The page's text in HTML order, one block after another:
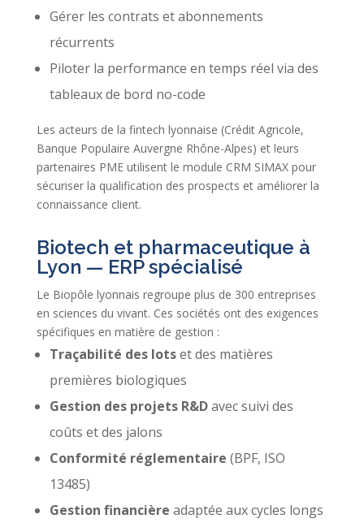
Gérer les contrats et abonnements
récurrents
Piloter la performance en temps réel via des
tableaux de bord no-code
Les acteurs de la fintech lyonnaise (Crédit Agricole,
Banque Populaire Auvergne Rhône-Alpes) et leurs
partenaires PME utilisent le module CRM SIMAX pour
sécuriser la qualification des prospects et améliorer la
connaissance client.
Biotech et pharmaceutique à
Lyon — ERP spécialisé
Le Biopôle lyonnais regroupe plus de 300 entreprises
en sciences du vivant. Ces sociétés ont des exigences
spécifiques en matière de gestion :
Traçabilité des lotset des matières
premières biologiques
Gestion des projets R&Davec suivi des
coûts et des jalons
Conformité réglementaire (BPF, ISO
13485)
Gestion financière adaptée aux cycles longs